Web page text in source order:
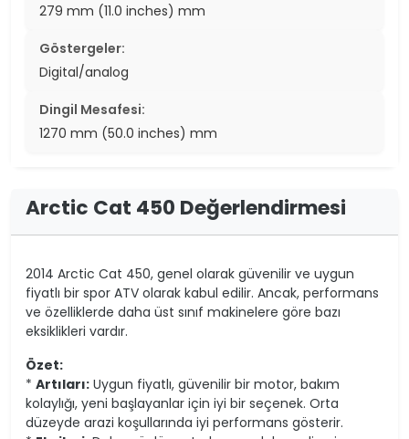
279 mm (11.0 inches) mm
Göstergeler:
Digital/analog
Dingil Mesafesi:
1270 mm (50.0 inches) mm
Arctic Cat 450 Değerlendirmesi
2014 Arctic Cat 450, genel olarak güvenilir ve uygun
fiyatlı bir spor ATV olarak kabul edilir. Ancak, performans
ve özelliklerde daha üst sınıf makinelere göre bazı
eksiklikleri vardır.
Özet:
* Artıları: Uygun fiyatlı, güvenilir bir motor, bakım
kolaylığı, yeni başlayanlar için iyi bir seçenek. Orta
düzeyde arazi koşullarında iyi performans gösterir.